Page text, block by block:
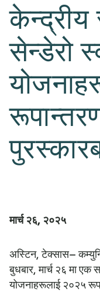
केन्द्रीय
सेन्डेरो
मार्च २६, २०२५
अस्टिन, टेक्सास–
बुधबार, मार्च २६ मा एक
योजनाहरूलाई २०२५